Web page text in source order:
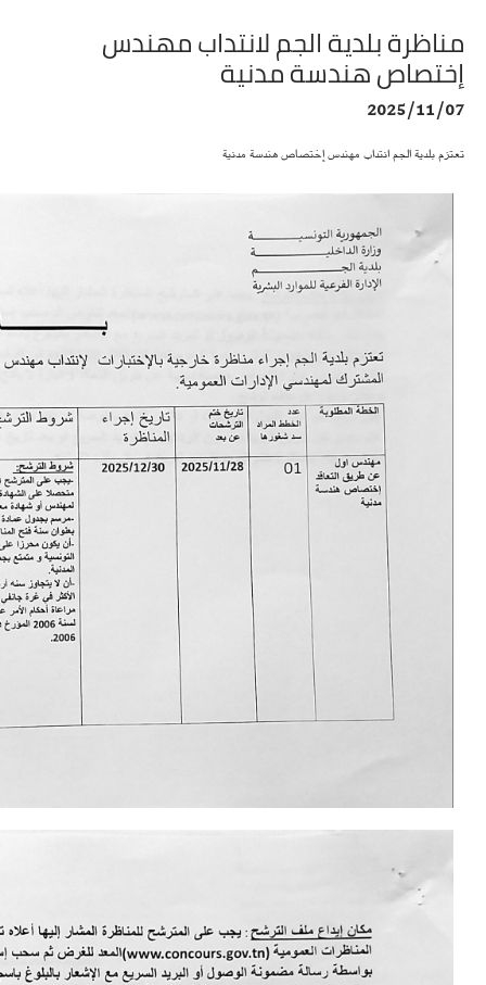
مناظرة بلدية الجم لانتداب مهندس
إختصاص هندسة مدنية
2025/11/07
تعتزم بلدية الجم انتداب مهندس إختصاص هندسة مدنية